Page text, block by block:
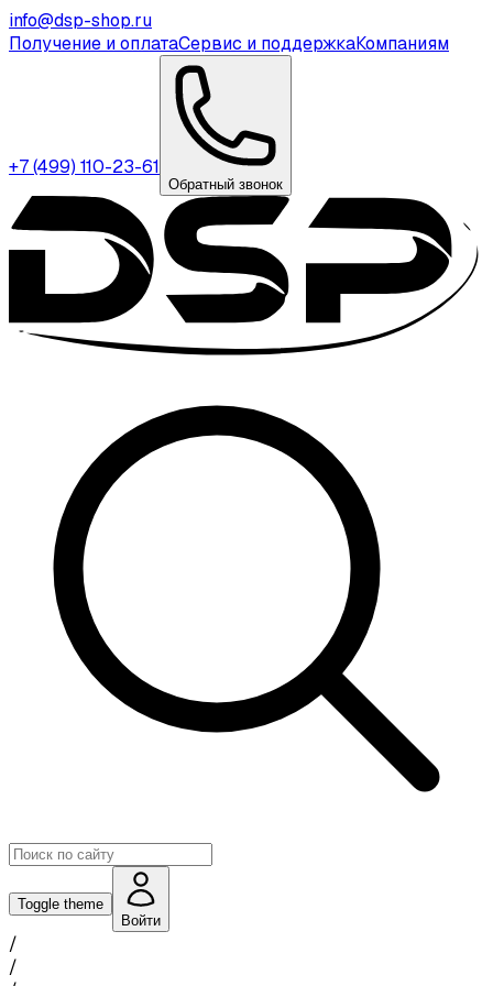
info@dsp-shop.ru
Получение и оплатаСервис и поддержкаКомпаниям
+7 (499) 110-23-61
Обратный звонок
Toggle theme
Войти
/
/